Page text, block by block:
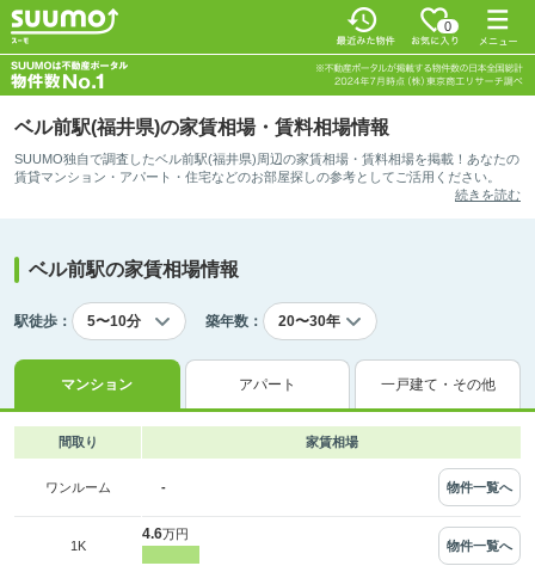
0
ベル前駅(福井県)の家賃相場・賃料相場情報
SUUMO独自で調査したベル前駅(福井県)周辺の家賃相場・賃料相場を掲載！あなたの
賃貸マンション・アパート・住宅などのお部屋探しの参考としてご活用ください。
続きを読む
ベル前駅の家賃相場情報
駅徒歩： 築年数：
マンション アパート 一戸建て・その他
間取り 家賃相場
ワンルーム - 物件一覧へ
1K
4.6万円
物件一覧へ